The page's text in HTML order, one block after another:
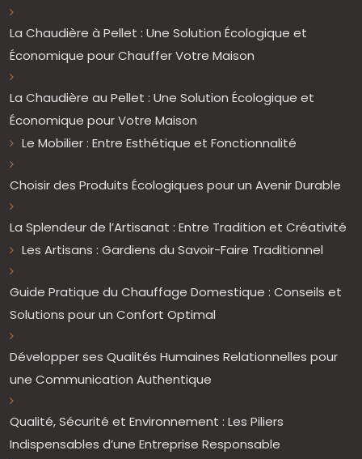
La Chaudière à Pellet : Une Solution Écologique et
Économique pour Chauffer Votre Maison
La Chaudière au Pellet : Une Solution Écologique et
Économique pour Votre Maison
Le Mobilier : Entre Esthétique et Fonctionnalité
Choisir des Produits Écologiques pour un Avenir Durable
La Splendeur de l’Artisanat : Entre Tradition et Créativité
Les Artisans : Gardiens du Savoir-Faire Traditionnel
Guide Pratique du Chauffage Domestique : Conseils et
Solutions pour un Confort Optimal
Développer ses Qualités Humaines Relationnelles pour
une Communication Authentique
Qualité, Sécurité et Environnement : Les Piliers
Indispensables d’une Entreprise Responsable